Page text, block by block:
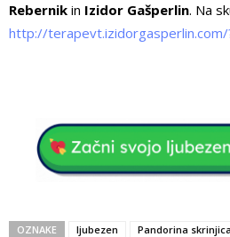
Rebernik in Izidor Gašperlin. Na
http://terapevt.izidorgasperlin.com/
OZNAKE ljubezen Pandorina skrinjica